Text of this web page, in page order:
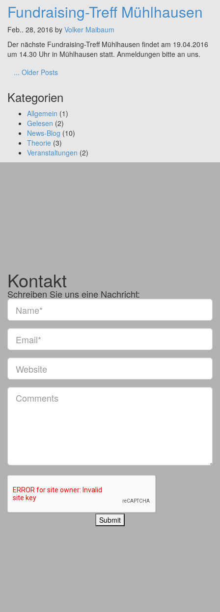
Fundraising-Treff Mühlhausen
Feb.. 28, 2016 by Volker Maibaum
Der nächste Fundraising-Treff Mühlhausen findet am 19.04.2016
um 14.30 Uhr in Mühlhausen statt. Anmeldungen bitte an uns.
... Older Posts
Kategorien
Allgemein (1)
Gelesen (2)
News-Blog (10)
Theorie (3)
Veranstaltungen (2)
Kontakt
Schreiben Sie uns eine Nachricht: